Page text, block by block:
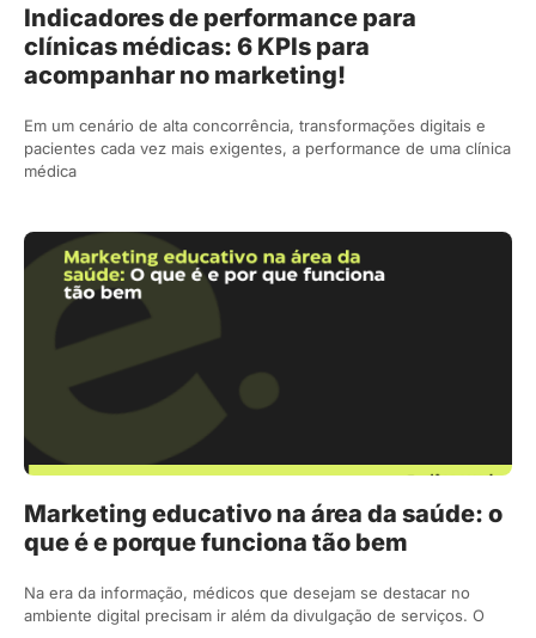
Indicadores de performance para
clínicas médicas: 6 KPIs para
acompanhar no marketing!
Em um cenário de alta concorrência, transformações digitais e
pacientes cada vez mais exigentes, a performance de uma clínica
médica
Marketing educativo na área da saúde: o
que é e porque funciona tão bem
Na era da informação, médicos que desejam se destacar no
ambiente digital precisam ir além da divulgação de serviços. O